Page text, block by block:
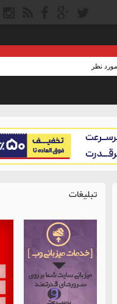
تبلیغات